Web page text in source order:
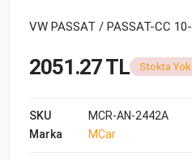
VW PASSAT / PASSAT-CC 10-
2051.27 TL Stokta Yok
SKU
MCR-AN-2442A
Marka
MCar